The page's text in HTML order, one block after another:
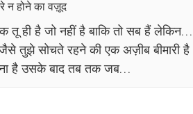
न होने का वज़ूद
तू ही है जो नहीं है बाकि तो सब हैं
जैसे तुझे सोचते रहने की एक अज़ीब
है उसके बाद तब तक जब…